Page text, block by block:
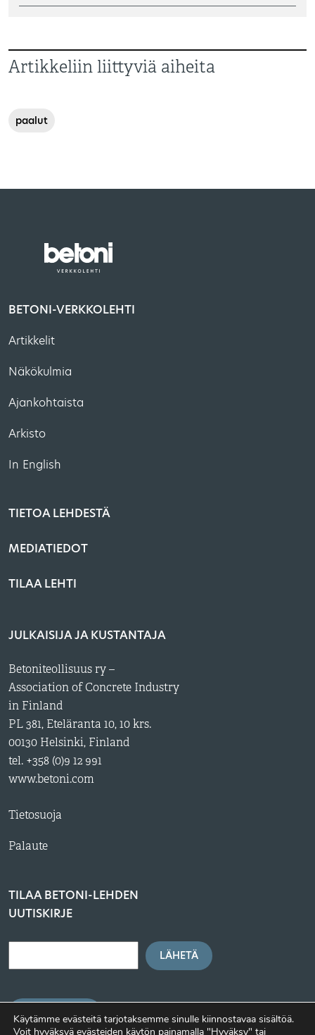
Artikkeliin liittyviä aiheita
paalut
BETONI-VERKKOLEHTI
Artikkelit
Näkökulmia
Ajankohtaista
Arkisto
In English
TIETOA LEHDESTÄ
MEDIATIEDOT
TILAA LEHTI
JULKAISIJA JA KUSTANTAJA
Betoniteollisuus ry –
Association of Concrete Industry
in Finland
PL 381, Eteläranta 10, 10 krs.
00130 Helsinki, Finland
tel. +358 (0)9 12 991
www.betoni.com
Tietosuoja
Palaute
TILAA BETONI-LEHDEN
UUTISKIRJE
LÄHETÄ
BETONI.COM
Käytämme evästeitä tarjotaksemme sinulle kiinnostavaa sisältöä.
Voit hyväksyä evästeiden käytön painamalla "Hyväksy" tai